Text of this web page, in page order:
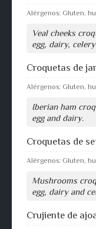
Alérgenos: Gluten,
Veal cheeks
egg, dairy,
Croquetas de
Alérgenos: Gluten,
Iberian ham
egg and dairy.
Croquetas de
Alérgenos: Gluten,
Mushrooms
egg, dairy and
Crujiente de